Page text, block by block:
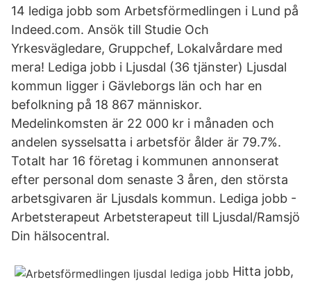
14 lediga jobb som Arbetsförmedlingen i Lund på
Indeed.com. Ansök till Studie Och
Yrkesvägledare, Gruppchef, Lokalvårdare med
mera! Lediga jobb i Ljusdal (36 tjänster) Ljusdal
kommun ligger i Gävleborgs län och har en
befolkning på 18 867 människor.
Medelinkomsten är 22 000 kr i månaden och
andelen sysselsatta i arbetsför ålder är 79.7%.
Totalt har 16 företag i kommunen annonserat
efter personal dom senaste 3 åren, den största
arbetsgivaren är Ljusdals kommun. Lediga jobb -
Arbetsterapeut Arbetsterapeut till Ljusdal/Ramsjö
Din hälsocentral.
Hitta jobb,